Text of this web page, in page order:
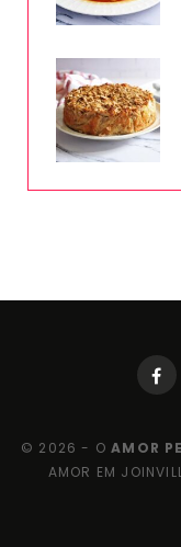
© 2026 - OAMOR
AMOR EM